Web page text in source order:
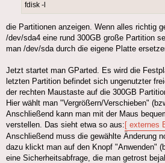
fdisk -l
die Partitionen anzeigen. Wenn alles richtig
/dev/sda4 eine rund 300GB große Partition
man /dev/sda durch die eigene Platte
Jetzt startet man GParted. Es wird die
letzten Partition befindet sich ungenutzter
der rechten Maustaste auf die 300GB
Hier wählt man "Vergrößern/Verschieben"
Anschließend kann man mit der Maus
verstellen. Das sieht etwa so aus:[ externes
Anschließend muss die gewählte Änderung
dazu klickt man auf den Knopf "Anwenden"
eine Sicherheitsabfrage, die man getrost